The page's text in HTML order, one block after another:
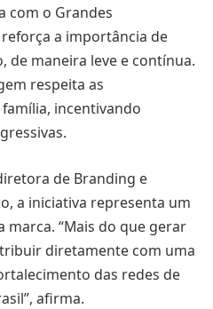
com o Grandes
a importância de
de maneira leve e contínua.
respeita as
incentivando
de Branding e
a iniciativa representa um
marca. “Mais do que gerar
diretamente com uma
das redes de
afirma.